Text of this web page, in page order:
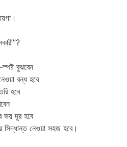
বুঝবেন
বন্ধ হবে
হবে
ভয় দূর হবে
নেওয়া সহজ হবে।